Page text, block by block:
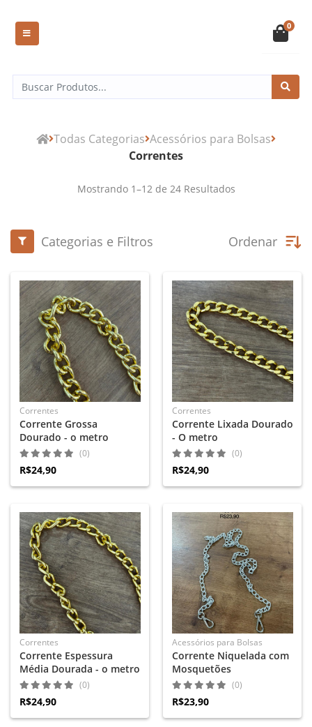
0
Todas Categorias Acessórios para Bolsas
Correntes
Mostrando 1–12 de 24Resultados
Categorias e Filtros Ordenar
Correntes
Corrente Grossa
Dourado - o metro
(0)
R$24,90
Correntes
Corrente Lixada Dourado
- O metro
(0)
R$24,90
Correntes
Corrente Espessura
Média Dourada - o metro
(0)
R$24,90
Acessórios para Bolsas
Corrente Niquelada com
Mosquetões
(0)
R$23,90